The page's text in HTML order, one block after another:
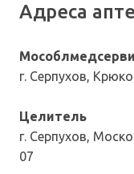
Адреса
г. Серпухов,
Целитель
г. Серпухов,
07